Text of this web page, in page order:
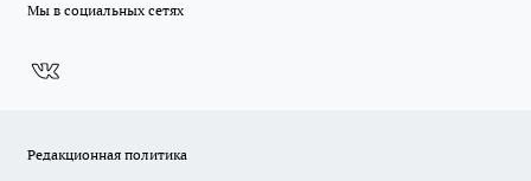
Мы в социальных сетях
Редакционная политика